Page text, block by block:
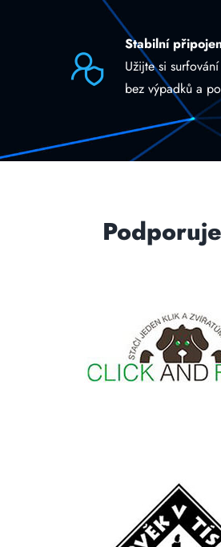
Stabilní
Užijte si
bez výpadků a